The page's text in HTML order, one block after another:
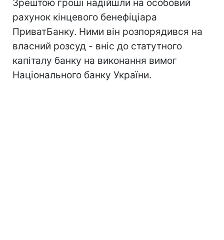
Зрештою гроші надійшли на особовий
рахунок кінцевого бенефіціара
ПриватБанку. Ними він розпорядився на
власний розсуд - вніс до статутного
капіталу банку на виконання вимог
Національного банку України.